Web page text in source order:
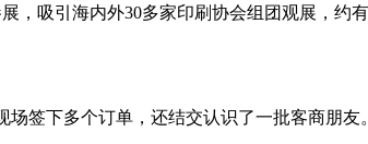
吸引海内外30多家印刷协会组团观展，约
签下多个订单，还结交认识了一批客商朋友